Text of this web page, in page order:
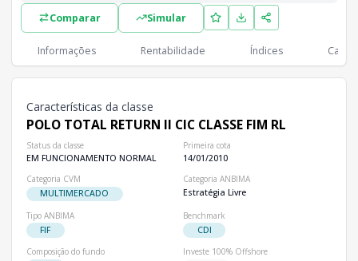
Lista completa de classes e subclasses disponíveis, incluindo
Classes
PLCotistas
Classe
POLO TOTAL RETURN II CIC CLASSE FIM RL R$ 150,83 mi
Comparar Simular
Informações Rentabilidade Índices
Características da classe
POLO TOTAL RETURN II CIC CLASSE FIM RL
Status da classe
EM FUNCIONAMENTO NORMAL
Primeira cota
14/01/2010
Categoria CVM
MULTIMERCADO
Categoria ANBIMA
Estratégia Livre
Tipo ANBIMA
FIF
Benchmark
CDI
Composição do fundo
Investe 100% Offshore